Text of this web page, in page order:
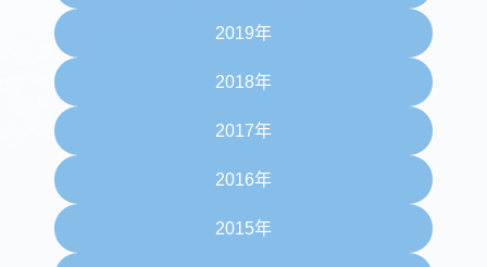
2019年
2018年
2017年
2016年
2015年